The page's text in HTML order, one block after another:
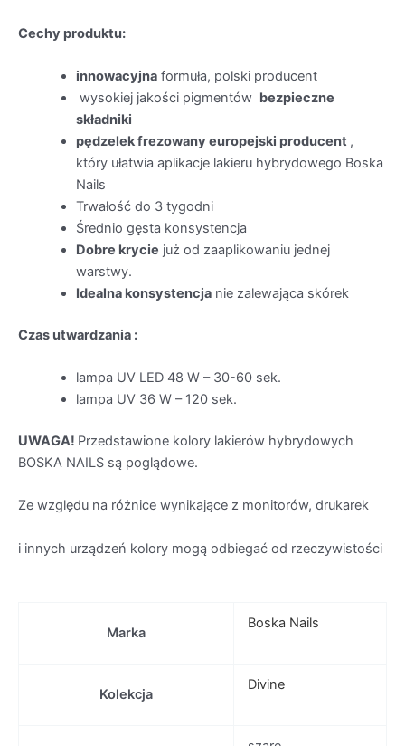
Cechy produktu:
innowacyjnaformuła, polski producent
wysokiej jakości pigmentów bezpieczne
składniki
pędzelek frezowany europejski producent ,
który ułatwia aplikacje lakieru hybrydowego Boska
Nails
Trwałość do 3 tygodni
Średnio gęsta konsystencja
Dobre krycie już od zaaplikowaniu jednej
warstwy.
Idealna konsystencjanie zalewająca skórek
Czas utwardzania :
lampa UV LED 48 W – 30-60 sek.
lampa UV 36 W – 120 sek.
UWAGA! Przedstawione kolory lakierów hybrydowych
BOSKA NAILS są poglądowe.
Ze względu na różnice wynikające z monitorów, drukarek
i innych urządzeń kolory mogą odbiegać od rzeczywistości
Marka
Boska Nails
Kolekcja
Divine